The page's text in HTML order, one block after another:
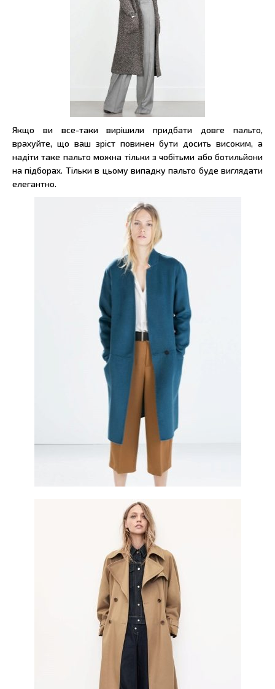
Якщо ви все-таки вирішили придбати довге пальто,
врахуйте, що ваш зріст повинен бути досить високим, а
надіти таке пальто можна тільки з чобітьми або ботильйони
на підборах. Тільки в цьому випадку пальто буде виглядати
елегантно.